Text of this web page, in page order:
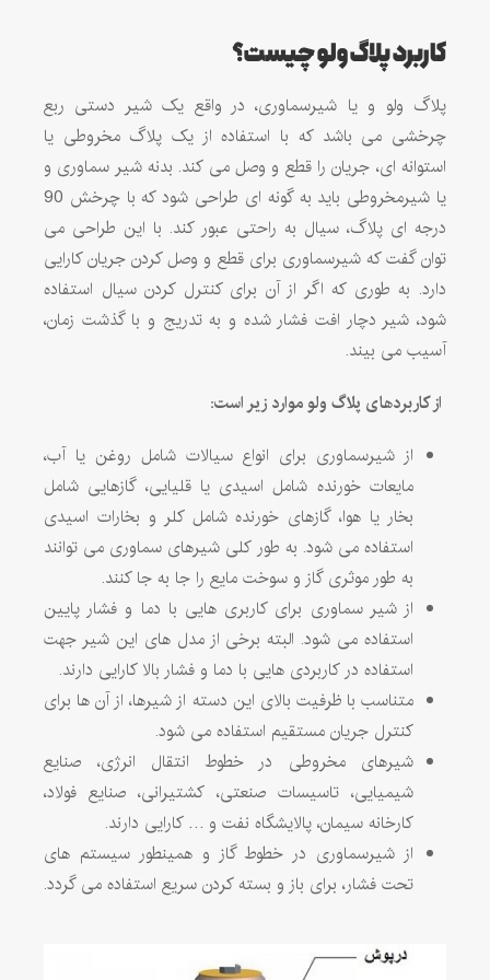
کاربرد پلاگ ولو چیست؟
پلاگ ولو و یا شیرسماوری، در واقع یک شیر دستی ربع
چرخشی می باشد که با استفاده از یک پلاگ مخروطی یا
استوانه ای، جریان را قطع و وصل می کند. بدنه شیر سماوری و
یا شیرمخروطی باید به گونه ای طراحی شود که با چرخش 90
درجه ای پلاگ، سیال به راحتی عبور کند. با این طراحی می
توان گفت که شیرسماوری برای قطع و وصل کردن جریان کارایی
دارد. به طوری که اگر از آن برای کنترل کردن سیال استفاده
شود، شیر دچار افت فشار شده و به تدریج و با گذشت زمان،
آسیب می بیند.
از کاربردهای پلاگ ولو موارد زیر است:
از شیرسماوری برای انواع سیالات شامل روغن یا آب،
مایعات خورنده شامل اسیدی یا قلیایی، گازهایی شامل
بخار یا هوا، گازهای خورنده شامل کلر و بخارات اسیدی
استفاده می شود. به طور کلی شیرهای سماوری می توانند
به طور موثری گاز و سوخت مایع را جا به جا کنند.
از شیر سماوری برای کاربری هایی با دما و فشار پایین
استفاده می شود. البته برخی از مدل های این شیر جهت
استفاده در کاربردی هایی با دما و فشار بالا کارایی دارند.
متناسب با ظرفیت بالای این دسته از شیرها، از آن ها برای
کنترل جریان مستقیم استفاده می شود.
شیرهای مخروطی در خطوط انتقال انرژی، صنایع
شیمیایی، تاسیسات صنعتی، کشتیرانی، صنایع فولاد،
کارخانه سیمان، پالایشگاه نفت و … کارایی دارند.
از شیرسماوری در خطوط گاز و همینطور سیستم های
تحت فشار، برای باز و بسته کردن سریع استفاده می گردد.